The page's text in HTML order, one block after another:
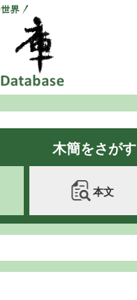
木簡をさがす
本文